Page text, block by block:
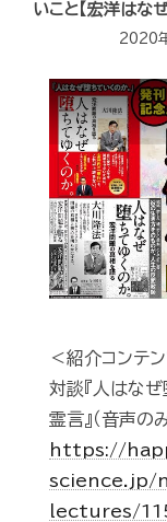
いこと【宏洋はな
2020
＜紹介コンテ
対談『人はな
霊言』（音声のみ
https://
science.jp/
lectures/